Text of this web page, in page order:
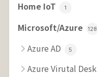
Home IoT 1
Microsoft/Azure 128
Azure AD 5
Azure Virutal